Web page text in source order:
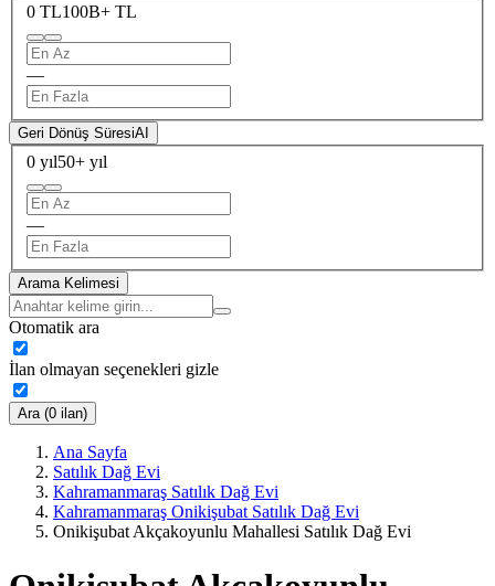
0 TL100B+ TL
—
Geri Dönüş SüresiAI
0 yıl50+ yıl
—
Arama Kelimesi
Otomatik ara
İlan olmayan seçenekleri gizle
Ara (0 ilan)
Ana Sayfa
Satılık Dağ Evi
Kahramanmaraş Satılık Dağ Evi
Kahramanmaraş Onikişubat Satılık Dağ Evi
Onikişubat Akçakoyunlu Mahallesi Satılık Dağ Evi